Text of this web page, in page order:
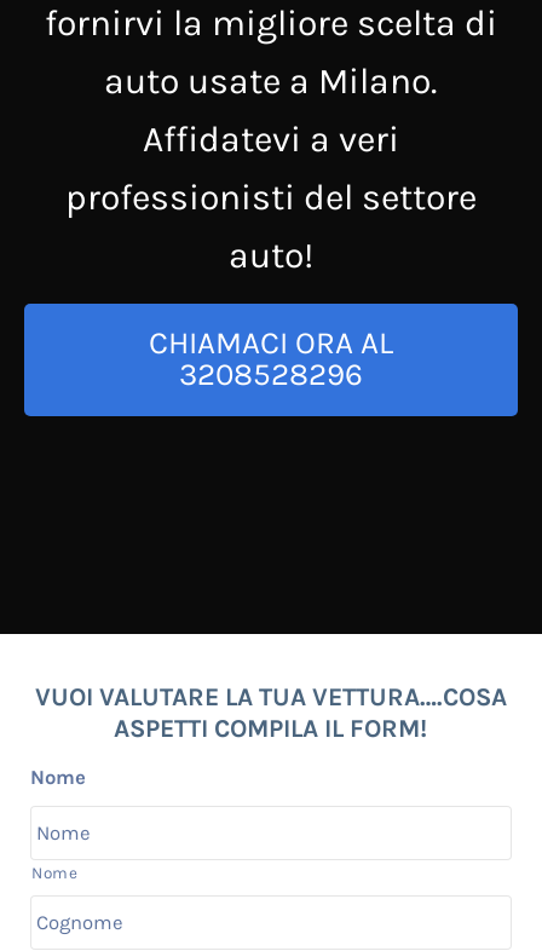
fornirvi la migliore scelta di
auto usate a Milano.
Affidatevi a veri
professionisti del settore
auto!
CHIAMACI ORA AL
3208528296
VUOI VALUTARE LA TUA VETTURA….COSA
ASPETTI COMPILA IL FORM!
Nome
Nome